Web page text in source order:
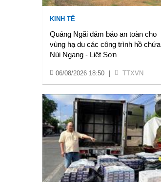
KINH TẾ
Quảng Ngãi đảm bảo an toàn cho
vùng hạ du các công trình hồ chứa
Núi Ngang - Liệt Sơn
06/08/2026 18:50 TTXVN